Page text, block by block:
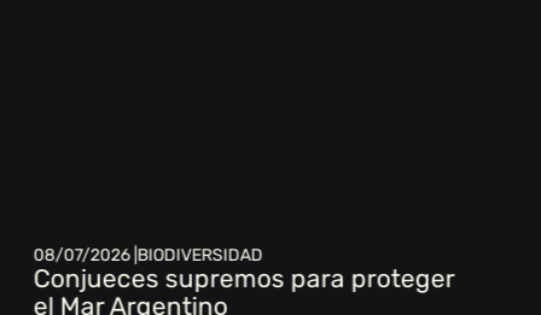
08/07/2026 | BIODIVERSIDAD
Conjueces supremos para proteger
el Mar Argentino